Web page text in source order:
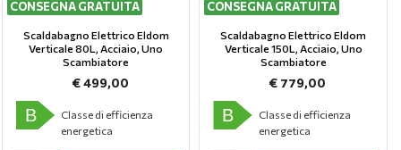
CONSEGNA GRATUITA
Scaldabagno Elettrico Eldom
Verticale 80L, Аcciaio, Uno
Scambiatore
€ 499,00
B
Classe di efficienza
energetica
CONSEGNA GRATUITA
Scaldabagno Elettrico Eldom
Verticale 150L, Аcciaio, Uno
Scambiatore
€ 779,00
B
Classe di efficienza
energetica